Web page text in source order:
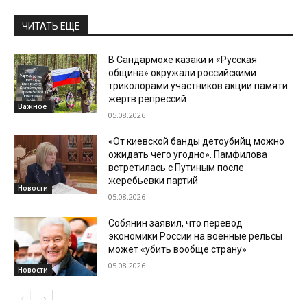
ЧИТАТЬ ЕЩЕ
Важное
В Сандармохе казаки и «Русская
община» окружали российскими
триколорами участников акции памяти
жертв репрессий
05.08.2026
Новости
«От киевской банды детоубийц можно
ожидать чего угодно». Памфилова
встретилась с Путиным после
жеребьевки партий
05.08.2026
Новости
Собянин заявил, что перевод
экономики России на военные рельсы
может «убить вообще страну»
05.08.2026